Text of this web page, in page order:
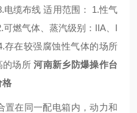
电缆布线 适用范围： 1.性气
燃气体、蒸汽级别：IIA、I
存在较强腐蚀性气体的场所
的场所河南新乡防爆操作台
格
置在同一配电箱内，动力和